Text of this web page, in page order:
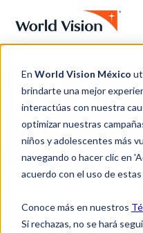
En World Vision México
brindarte una mejor
interactúas con nuestra
optimizar nuestras
niños y adolescentes más
navegando o hacer clic en
acuerdo con el uso de
Conoce más en nuestros
Si rechazas, no se hará